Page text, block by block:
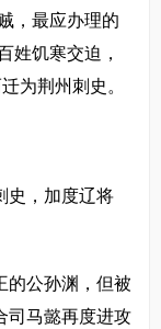
，最应办理的
姓饥寒交迫，
为荆州刺史。
史，加度辽将
的公孙渊，但被
司马懿再度进攻